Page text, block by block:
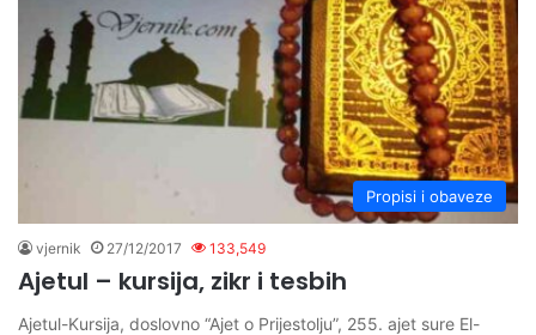
Propisi i obaveze
vjernik 27/12/2017 133,549
Ajetul – kursija, zikr i tesbih
Ajetul-Kursija, doslovno “Ajet o Prijestolju”, 255. ajet sure El-